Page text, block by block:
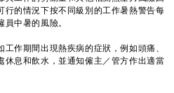
行的情況下按不同級別的工作暑熱警告每
中暑的風險。
作期間出現熱疾病的症狀，例如頭痛、
休息和飲水，並通知僱主／管方作出適當